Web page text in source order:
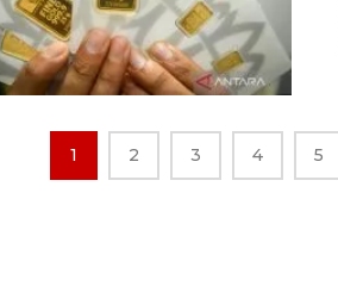
1 2 3 4 5